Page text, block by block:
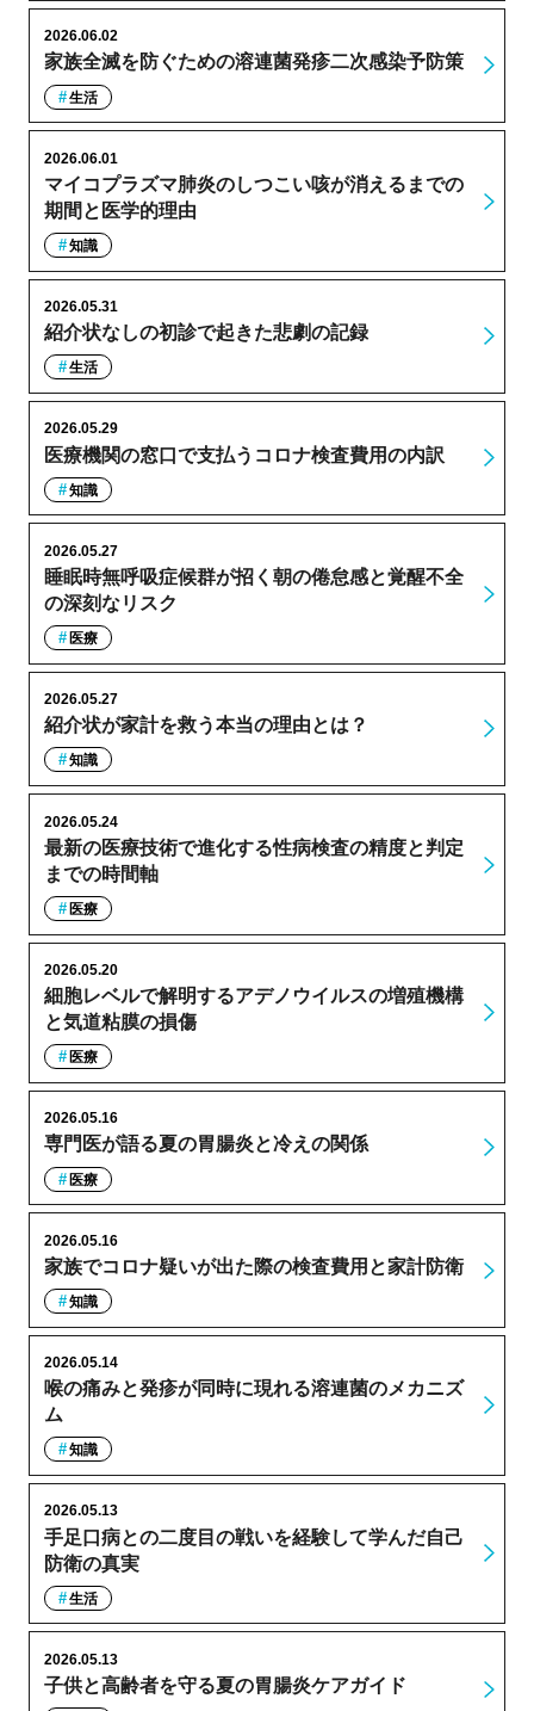
家族全滅を防ぐための溶連菌発疹二次感染予防策
2026.06.02
生活
マイコプラズマ肺炎のしつこい咳が消えるまでの
期間と医学的理由
2026.06.01
知識
紹介状なしの初診で起きた悲劇の記録
2026.05.31
生活
医療機関の窓口で支払うコロナ検査費用の内訳
2026.05.29
知識
睡眠時無呼吸症候群が招く朝の倦怠感と覚醒不全
の深刻なリスク
2026.05.27
医療
紹介状が家計を救う本当の理由とは？
2026.05.27
知識
最新の医療技術で進化する性病検査の精度と判定
までの時間軸
2026.05.24
医療
細胞レベルで解明するアデノウイルスの増殖機構
と気道粘膜の損傷
2026.05.20
医療
専門医が語る夏の胃腸炎と冷えの関係
2026.05.16
医療
家族でコロナ疑いが出た際の検査費用と家計防衛
2026.05.16
知識
喉の痛みと発疹が同時に現れる溶連菌のメカニズ
ム
2026.05.14
知識
手足口病との二度目の戦いを経験して学んだ自己
防衛の真実
2026.05.13
生活
子供と高齢者を守る夏の胃腸炎ケアガイド
2026.05.13